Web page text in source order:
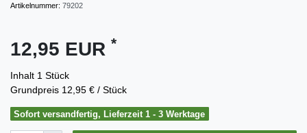
Artikelnummer: 79202
12,95 EUR *
Inhalt 1 Stück
Grundpreis 12,95 € / Stück
Sofort versandfertig, Lieferzeit 1 - 3 Werktage